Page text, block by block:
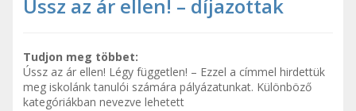
Ússz az ár ellen! – díjazottak
Tudjon meg többet:
Ússz az ár ellen! Légy független! – Ezzel a címmel hirdettük
meg iskolánk tanulói számára pályázatunkat. Különböző
kategóriákban nevezve lehetett